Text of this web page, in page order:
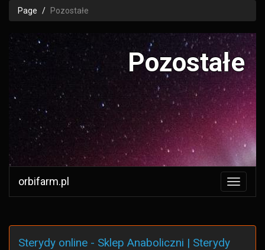
Page Pozostałe
Pozostałe
orbifarm.pl
Sterydy online - Sklep Anaboliczni | Sterydy